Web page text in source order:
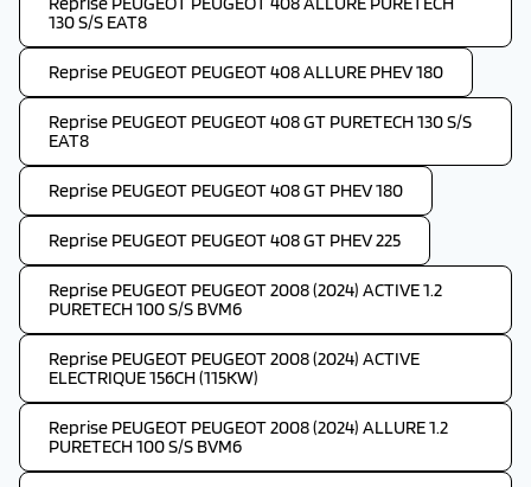
130 S/S EAT8
Reprise PEUGEOT PEUGEOT 408 ALLURE PHEV 180
Reprise PEUGEOT PEUGEOT 408 GT PURETECH 130 S/S
EAT8
Reprise PEUGEOT PEUGEOT 408 GT PHEV 180
Reprise PEUGEOT PEUGEOT 408 GT PHEV 225
Reprise PEUGEOT PEUGEOT 2008 (2024) ACTIVE 1.2
PURETECH 100 S/S BVM6
Reprise PEUGEOT PEUGEOT 2008 (2024) ACTIVE
ELECTRIQUE 156CH (115KW)
Reprise PEUGEOT PEUGEOT 2008 (2024) ALLURE 1.2
PURETECH 100 S/S BVM6